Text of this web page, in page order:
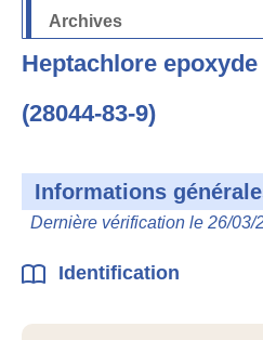
Archives
Heptachlore
(28044-83-9)
Informations
Dernière vérification le 26/03/
Identification